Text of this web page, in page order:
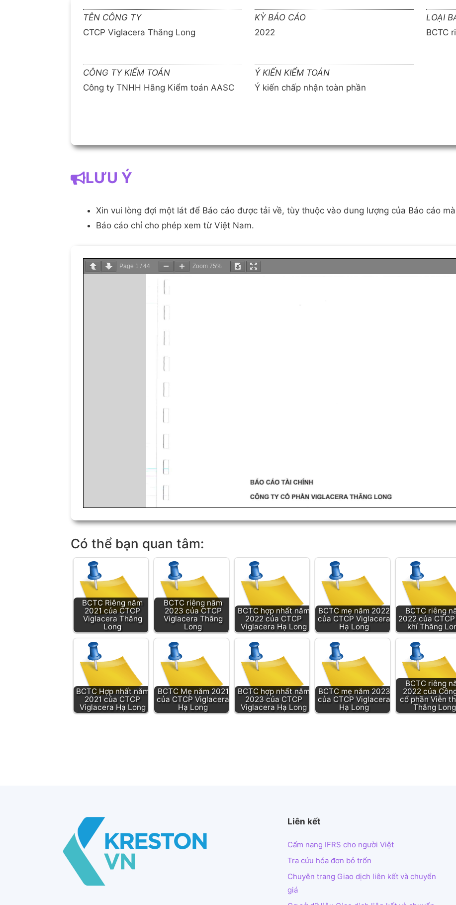
TÊN CÔNG TY
CTCP Viglacera Thăng Long
KỲ BÁO CÁO
2022
LOẠI
BCTC
CÔNG TY KIỂM TOÁN
Công ty TNHH Hãng Kiểm toán AASC
Ý KIẾN KIỂM TOÁN
Ý kiến chấp nhận toàn phần
LƯU Ý
Xin vui lòng đợi một lát để Báo cáo được tải về, tùy thuộc vào dung lượng của Báo cáo
Báo cáo chỉ cho phép xem từ Việt Nam.
Page 1 / 44 Zoom 75%
Có thể bạn quan tâm:
BCTC Riêng năm
2021 của CTCP
Viglacera Thăng
Long
BCTC riêng năm
2023 của CTCP
Viglacera Thăng
Long
BCTC hợp nhất năm
2022 của CTCP
Viglacera Hạ Long
BCTC mẹ năm 2022
của CTCP Viglacera
Hạ Long
BCTC riêng
2022 của
khí Thăng
BCTC Hợp nhất năm
2021 của CTCP
Viglacera Hạ Long
BCTC Mẹ năm 2021
của CTCP Viglacera
Hạ Long
BCTC hợp nhất năm
2023 của CTCP
Viglacera Hạ Long
BCTC mẹ năm 2023
của CTCP Viglacera
Hạ Long
BCTC riêng
2022 của
cổ phần Viễn
Thăng Long
Liên kết
Cẩm nang IFRS cho người Việt
Tra cứu hóa đơn bỏ trốn
Chuyên trang Giao dịch liên kết và chuyển
giá